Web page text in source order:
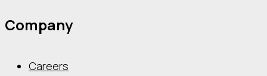
Company
Careers